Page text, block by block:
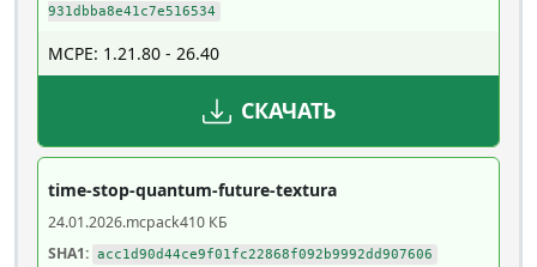
931dbba8e41c7e516534
MCPE: 1.21.80 - 26.40
СКАЧАТЬ
time-stop-quantum-future-textura
24.01.2026.mcpack410 КБ
SHA1: acc1d90d44ce9f01fc22868f092b9992dd907606